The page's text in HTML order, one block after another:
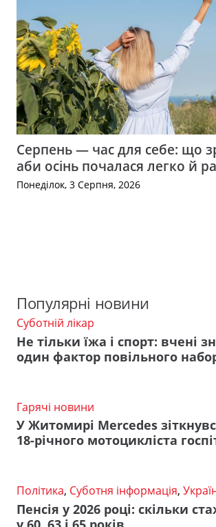
Серпень — час для себе: що
аби осінь почалася легко й
Понеділок, 3 Серпня, 2026
Популярні новини
Суботній лікар
Не тільки їжа і спорт: вчені
один фактор повільного
Гарячі новини
У Житомирі Mercedes
18-річного мотоцикліста
Політика, Суботня інформація,
Пенсія у 2026 році: скільки